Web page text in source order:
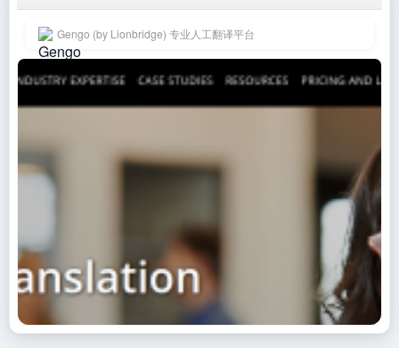
Gengo (by Lionbridge) 专业人工翻译平台